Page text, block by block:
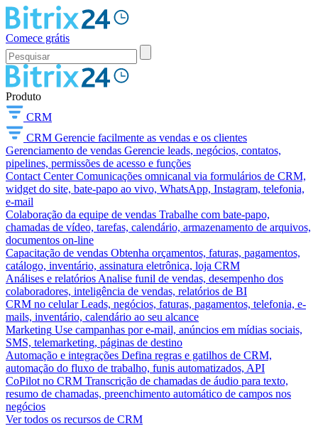
Comece grátis
Produto
CRM
CRM Gerencie facilmente as vendas e os clientes
Gerenciamento de vendas Gerencie leads, negócios, contatos,
pipelines, permissões de acesso e funções
Contact Center Comunicações omnicanal via formulários de CRM,
widget do site, bate-papo ao vivo, WhatsApp, Instagram, telefonia,
e-mail
Colaboração da equipe de vendas Trabalhe com bate-papo,
chamadas de vídeo, tarefas, calendário, armazenamento de arquivos,
documentos on-line
Capacitação de vendas Obtenha orçamentos, faturas, pagamentos,
catálogo, inventário, assinatura eletrônica, loja CRM
Análises e relatórios Analise funil de vendas, desempenho dos
colaboradores, inteligência de vendas, relatórios de BI
CRM no celular Leads, negócios, faturas, pagamentos, telefonia, e-
mails, inventário, calendário ao seu alcance
Marketing Use campanhas por e-mail, anúncios em mídias sociais,
SMS, telemarketing, páginas de destino
Automação e integrações Defina regras e gatilhos de CRM,
automação do fluxo de trabalho, funis automatizados, API
CoPilot no CRM Transcrição de chamadas de áudio para texto,
resumo de chamadas, preenchimento automático de campos nos
negócios
Ver todos os recursos de CRM